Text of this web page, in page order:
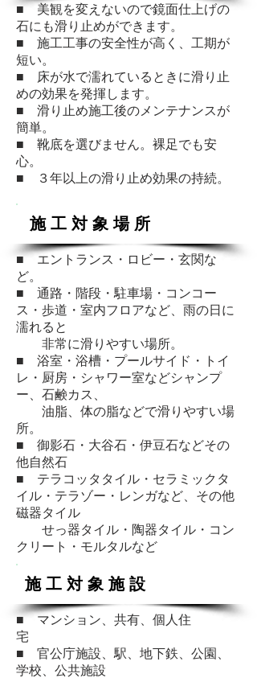
■ 美観を変えないので鏡面仕上げの
石にも滑り止めができます。
■ 施工工事の安全性が高く、工期が
短い。
■ 床が水で濡れているときに滑り止
めの効果を発揮します。
■ 滑り止め施工後のメンテナンスが
簡単。
■ 靴底を選びません。裸足でも安
心。
■ ３年以上の滑り止め効果の持続。
施 工 対 象 場 所
■ エントランス・ロビー・玄関な
ど。
■ 通路・階段・駐車場・コンコー
ス・歩道・室内フロアなど、雨の日に
濡れると
非常に滑りやすい場所。
■ 浴室・浴槽・プールサイド・トイ
レ・厨房・シャワー室などシャンプ
ー、石鹸カス、
油脂、体の脂などで滑りやすい場
所。
■ 御影石・大谷石・伊豆石などその
他自然石
■ テラコッタタイル・セラミックタ
イル・テラゾー・レンガなど、その他
磁器タイル
せっ器タイル・陶器タイル・コン
クリート・モルタルなど
施 工 対 象 施 設
■ マンション、共有、個人住
宅
■ 官公庁施設、駅、地下鉄、公園、
学校、公共施設